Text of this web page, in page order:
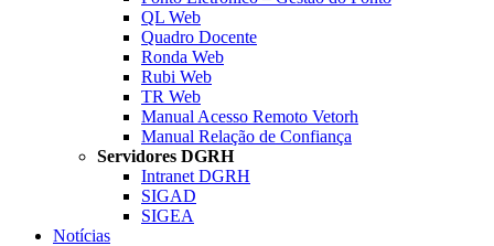
QL Web
Quadro Docente
Ronda Web
Rubi Web
TR Web
Manual Acesso Remoto Vetorh
Manual Relação de Confiança
Servidores DGRH
Intranet DGRH
SIGAD
SIGEA
Notícias